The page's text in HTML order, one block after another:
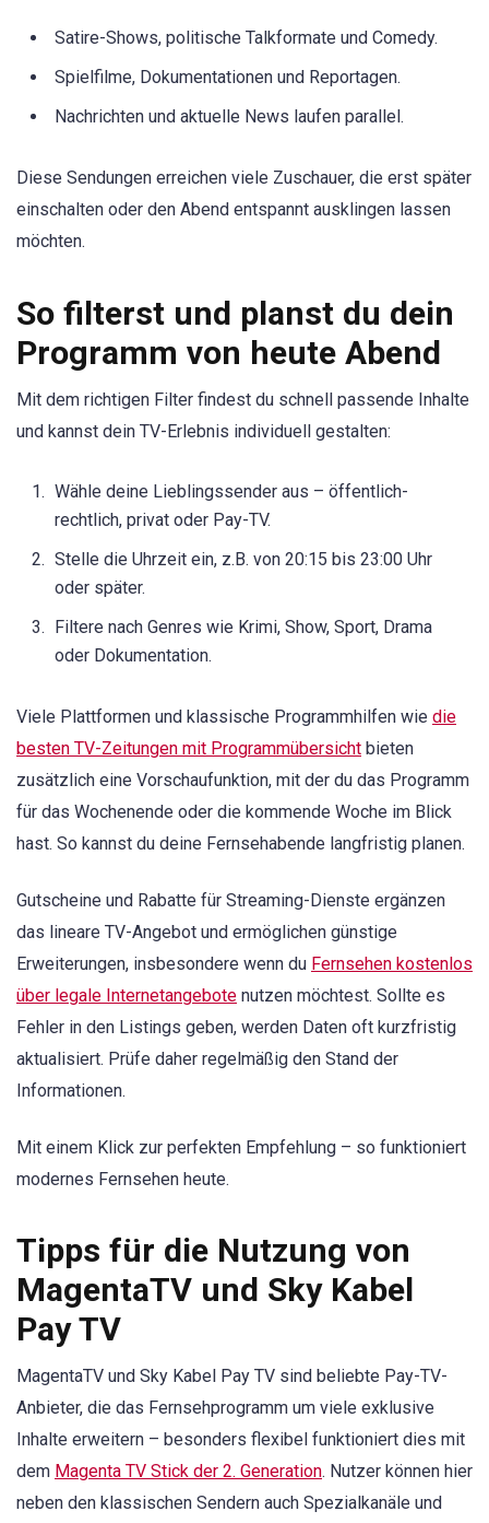
Satire-Shows, politische Talkformate und Comedy.
Spielfilme, Dokumentationen und Reportagen.
Nachrichten und aktuelle News laufen parallel.
Diese Sendungen erreichen viele Zuschauer, die erst später
einschalten oder den Abend entspannt ausklingen lassen
möchten.
So filterst und planst du dein
Programm von heute Abend
Mit dem richtigen Filter findest du schnell passende Inhalte
und kannst dein TV-Erlebnis individuell gestalten:
Wähle deine Lieblingssender aus – öffentlich-
rechtlich, privat oder Pay-TV.
Stelle die Uhrzeit ein, z.B. von 20:15 bis 23:00 Uhr
oder später.
Filtere nach Genres wie Krimi, Show, Sport, Drama
oder Dokumentation.
Viele Plattformen und klassische Programmhilfen wie die
besten TV-Zeitungen mit Programmübersicht bieten
zusätzlich eine Vorschaufunktion, mit der du das Programm
für das Wochenende oder die kommende Woche im Blick
hast. So kannst du deine Fernsehabende langfristig planen.
Gutscheine und Rabatte für Streaming-Dienste ergänzen
das lineare TV-Angebot und ermöglichen günstige
Erweiterungen, insbesondere wenn du Fernsehen kostenlos
über legale Internetangebote nutzen möchtest. Sollte es
Fehler in den Listings geben, werden Daten oft kurzfristig
aktualisiert. Prüfe daher regelmäßig den Stand der
Informationen.
Mit einem Klick zur perfekten Empfehlung – so funktioniert
modernes Fernsehen heute.
Tipps für die Nutzung von
MagentaTV und Sky Kabel
Pay TV
MagentaTV und Sky Kabel Pay TV sind beliebte Pay-TV-
Anbieter, die das Fernsehprogramm um viele exklusive
Inhalte erweitern – besonders flexibel funktioniert dies mit
dem Magenta TV Stick der 2. Generation. Nutzer können hier
neben den klassischen Sendern auch Spezialkanäle und